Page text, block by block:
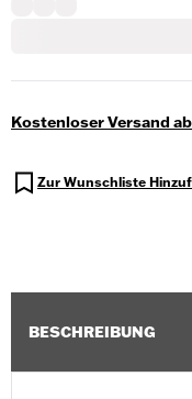
Kostenloser Versand
Zur Wunschliste
BESCHREIBUNG